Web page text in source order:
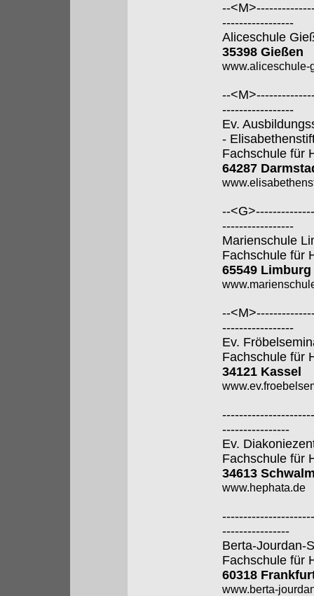
--
-----------------
Aliceschule
35398 Gießen
www.aliceschule-
--
-----------------
Ev.
-
Fachschule für
64287
--
-----------------
Marienschule
Fachschule für
65549
--
-----------------
Ev.
Fachschule für
34121 Kassel
----------------
Ev.
Fachschule für
34613
www.hephata.de
----------------
Berta-Jourdan-
Fachschule für
60318
www.berta-